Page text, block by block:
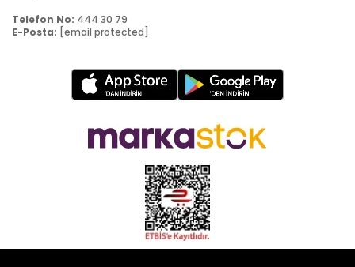
Telefon No: 444 30 79
E-Posta: [email protected]